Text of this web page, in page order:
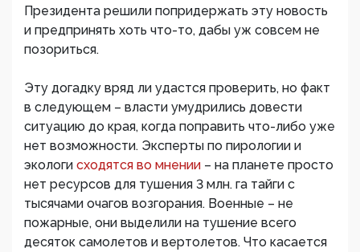
Президента решили попридержать эту новость
и предпринять хоть что-то, дабы уж совсем не
позориться.
Эту догадку вряд ли удастся проверить, но факт
в следующем – власти умудрились довести
ситуацию до края, когда поправить что-либо уже
нет возможности. Эксперты по пирологии и
экологи сходятся во мнении – на планете просто
нет ресурсов для тушения 3 млн. га тайги с
тысячами очагов возгорания. Военные – не
пожарные, они выделили на тушение всего
десяток самолетов и вертолетов. Что касается